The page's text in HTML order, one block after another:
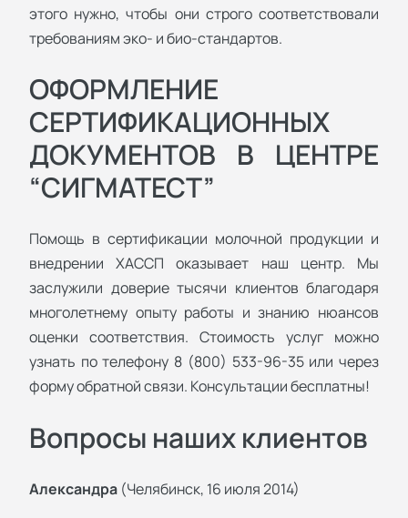
этого нужно, чтобы они строго соответствовали
требованиям эко- и био-стандартов.
ОФОРМЛЕНИЕ
СЕРТИФИКАЦИОННЫХ
ДОКУМЕНТОВ В ЦЕНТРЕ
“СИГМАТЕСТ”
Помощь в сертификации молочной продукции и
внедрении ХАССП оказывает наш центр. Мы
заслужили доверие тысячи клиентов благодаря
многолетнему опыту работы и знанию нюансов
оценки соответствия. Стоимость услуг можно
узнать по телефону 8 (800) 533-96-35 или через
форму обратной связи. Консультации бесплатны!
Вопросы наших клиентов
Александра (Челябинск, 16 июля 2014)